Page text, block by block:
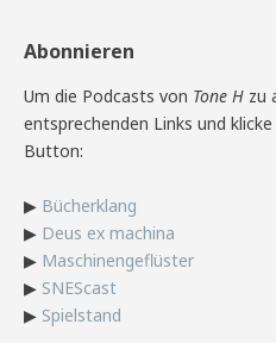
Abonnieren
Um die Podcasts von Tone H zu
entsprechenden Links und
Button:
▶ Bücherklang
▶ Deus ex machina
▶ Maschinengeflüster
▶ SNEScast
▶ Spielstand